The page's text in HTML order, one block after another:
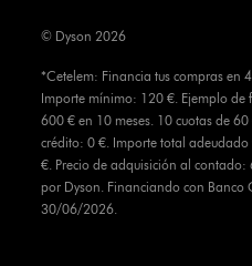
*Cetelem: Financia tus compras en
Importe mínimo: 120 €. Ejemplo
600 € en 10 meses. 10 cuotas de 60
crédito: 0 €. Importe total
€. Precio de adquisición al contado:
por Dyson. Financiando con Banco
30/06/2026.
© Dyson 2026